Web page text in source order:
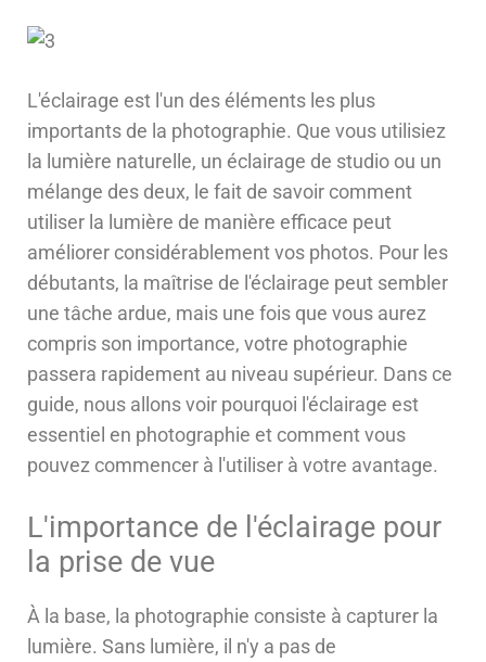
L'éclairage est l'un des éléments les plus
importants de la photographie. Que vous utilisiez
la lumière naturelle, un éclairage de studio ou un
mélange des deux, le fait de savoir comment
utiliser la lumière de manière efficace peut
améliorer considérablement vos photos. Pour les
débutants, la maîtrise de l'éclairage peut sembler
une tâche ardue, mais une fois que vous aurez
compris son importance, votre photographie
passera rapidement au niveau supérieur. Dans ce
guide, nous allons voir pourquoi l'éclairage est
essentiel en photographie et comment vous
pouvez commencer à l'utiliser à votre avantage.
L'importance de l'éclairage pour
la prise de vue
À la base, la photographie consiste à capturer la
lumière. Sans lumière, il n'y a pas de